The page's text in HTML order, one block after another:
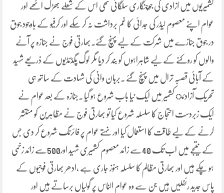
کشمیریوں میں آزادی کی جوچنگاری سلگائی تھی اس کے شعلے بھڑک اٹھے اور
عوام اپنے معصوم لیڈر کی جدائی کا غم برداشت نہ کر سکے اور کرفیو کے باوجود جوق
در جوق جنازے میں شرکت کے لیے پہنچ گئے۔بھارتی فوج نے جنازہ پر آنے
والوں کو روکنے کے لیے شاہراہوں کو بند کر دیا مگر لوگ پگڈنڈیوں کے ذریعے شہید
کے آبائی قصبہ ترال میں پہنچ گئے ۔برہان وانی کی شہادت کے ساتھ ہی
تحریکِ آزادئ کشمیر میں ایک نیا باب شروع ہو گیا ۔جنازہ کے بعد عوام نے
ایک زبردست احتجاج کا سلسلہ شروع کیا تو بھارتی فوج نے مظاہرین کو منتشر
کرنے کے لیے طاقت کا استعمال کیا اور نہتے عوام پر فائرنگ شروع کر دی جس
کے نتیجے میں اب تک 40سے زائد معصوم کشمیری شہید اور500سے زائد زخمی
ہو چکے ہیں اور بھارتی مظالم کا سلسلہ ہنوز جاری ہے ،ادھر بھارتی فوجیوں کے
پاس جدید رئفلیں ہیں جن سے وہ عوام الناس پر گولیاں برساتے ہیں اور